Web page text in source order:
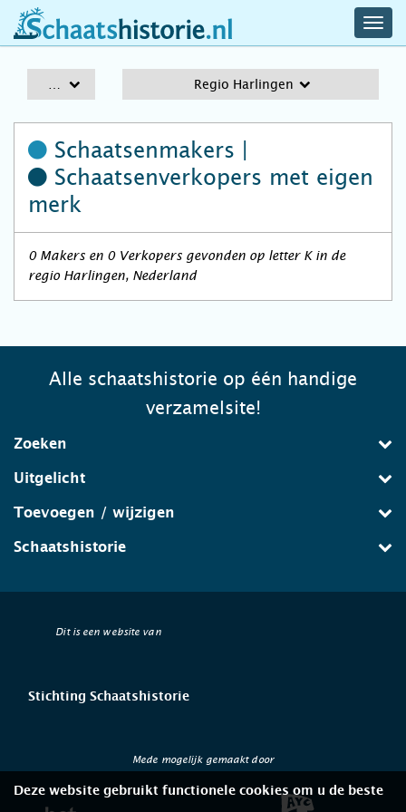
schaatshistorie.nl
Regio Harlingen
Schaatsenmakers |
Schaatsenverkopers met eigen
merk
0 Makers en 0 Verkopers gevonden op letter K in de
regio Harlingen, Nederland
Alle schaatshistorie op één handige
verzamelsite!
Zoeken
Uitgelicht
Toevoegen / wijzigen
Schaatshistorie
Dit is een website van
Stichting Schaatshistorie
Mede mogelijk gemaakt door
Deze website gebruikt functionele cookies om u de beste